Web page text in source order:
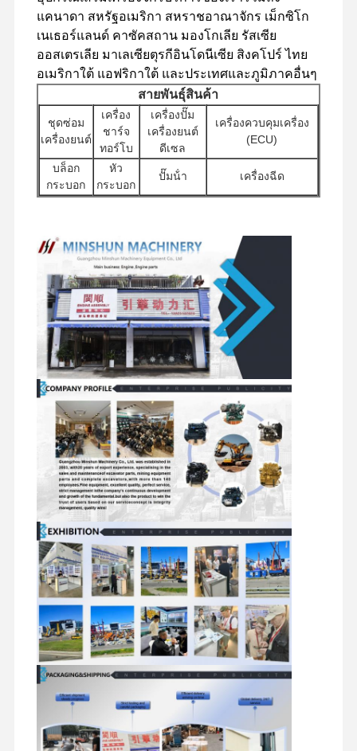
เครื่องยนต์ดีเซล
เครื่องยนต์มิตซูบิชิ
ชุดสร้างเครื่องยนต์ใหม่
ปั๊มฉีด
การประกอบเครื่องชาร์จ
ระบบควบคุมอิเล็กทรอนิกส์
ส่วนประกอบไฟฟ้าของเครื่องยนต์
ระบบน้ํามันเครื่องยนต์
ชิ้นส่วนไฮดรอลิกของรถขุด
อะไหล่รถขุด
แคนาดา สหรัฐอเมริกา สหราชอาณาจักร เม็กซิโก
เนเธอร์แลนด์ คาซัคสถาน มองโกเลีย รัสเซีย
ออสเตรเลีย มาเลเซียตุรกีอินโดนีเซีย สิงคโปร์ ไทย
อเมริกาใต้ แอฟริกาใต้ และประเทศและภูมิภาคอื่นๆ
สายพันธุ์สินค้า
ชุดซ่อม
เครื่องยนต์
เครื่อง
ชาร์จ
ทอร์โบ
เครื่องปั๊ม
เครื่องยนต์
ดีเซล
เครื่องควบคุมเครื่อง
(ECU)
บล็อก
กระบอก
หัว
กระบอก
ปั๊มน้ํา เครื่องฉีด
ประกอบ
หมุน
วาล์ว
กระจาย
เครื่องยนต์
ส่วนประกอบของชาส
ซี่และอุปกรณ์เสริมอื่น
ๆ